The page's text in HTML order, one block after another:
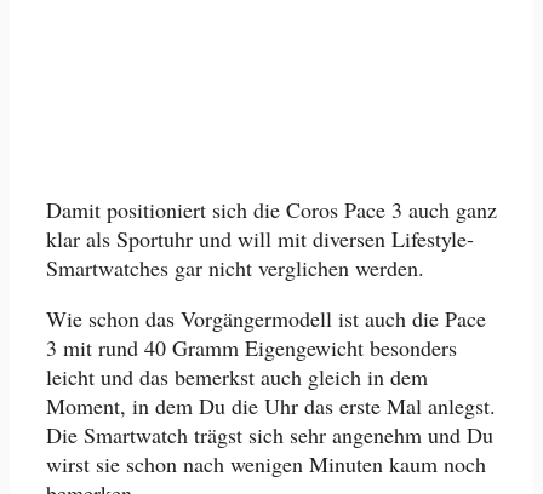
Damit positioniert sich die Coros Pace 3 auch ganz
klar als Sportuhr und will mit diversen Lifestyle-
Smartwatches gar nicht verglichen werden.
Wie schon das Vorgängermodell ist auch die Pace
3 mit rund 40 Gramm Eigengewicht besonders
leicht und das bemerkst auch gleich in dem
Moment, in dem Du die Uhr das erste Mal anlegst.
Die Smartwatch trägst sich sehr angenehm und Du
wirst sie schon nach wenigen Minuten kaum noch